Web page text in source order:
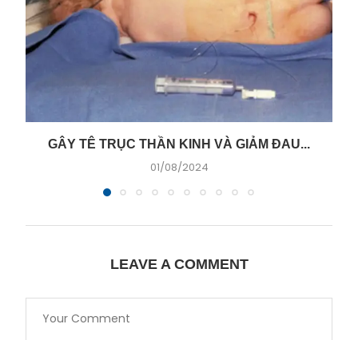
GÂY TÊ TRỤC THẦN KINH VÀ GIẢM ĐAU...
01/08/2024
LEAVE A COMMENT